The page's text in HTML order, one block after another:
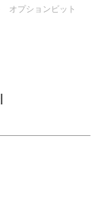
オプションビット